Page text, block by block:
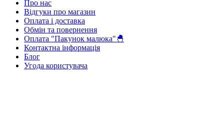
Про нас
Відгуки про магазин
Оплата і доставка
Обмін та повернення
Оплата "Пакунок малюка"🐣
Контактна інформація
Блог
Угода користувача